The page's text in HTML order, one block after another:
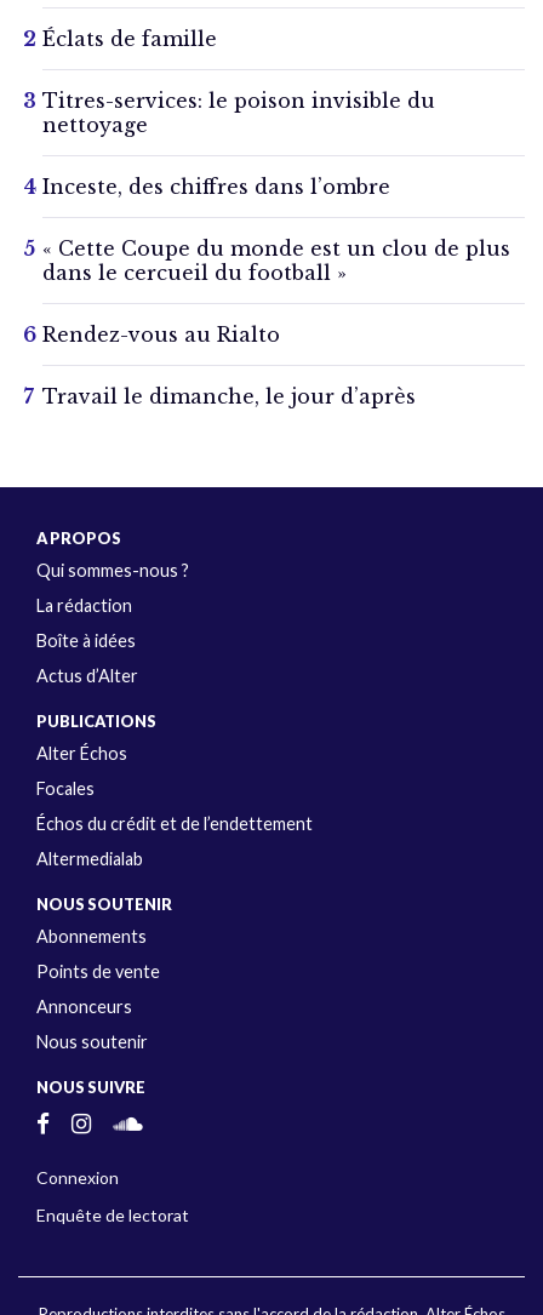
Éclats de famille
Titres-services: le poison invisible du
nettoyage
Inceste, des chiffres dans l’ombre
« Cette Coupe du monde est un clou de plus
dans le cercueil du football »
Rendez-vous au Rialto
Travail le dimanche, le jour d’après
A PROPOS
Qui sommes-nous ?
La rédaction
Boîte à idées
Actus d’Alter
PUBLICATIONS
Alter Échos
Focales
Échos du crédit et de l’endettement
Altermedialab
NOUS SOUTENIR
Abonnements
Points de vente
Annonceurs
Nous soutenir
NOUS SUIVRE
Connexion
Enquête de lectorat